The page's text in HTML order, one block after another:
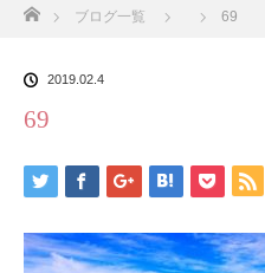
ブログ一覧 69
2019.02.4
69